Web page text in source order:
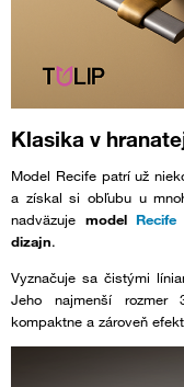
Klasika v
Model Recife patrí už
a získal si obľubu u
nadväzuje model Recife
dizajn.
Vyznačuje sa čistými
Jeho najmenší rozmer
kompaktne a zároveň